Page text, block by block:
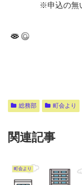
※申込の無い場
総務部 町会より
関連記事
町会より